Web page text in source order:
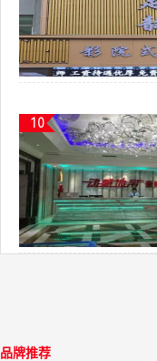
10
品牌推荐